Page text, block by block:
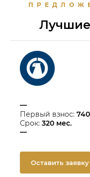
—
Первый взнос:
Срок: 320 мес.
—
Оставить заявку